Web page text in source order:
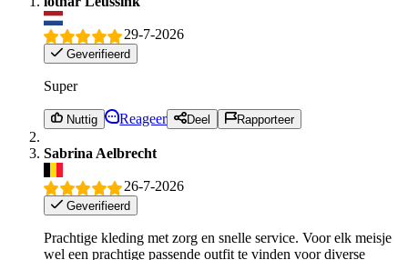
29-7-2026
Geverifieerd
Super
Nuttig Reageer Deel Rapporteer
Sabrina Aelbrecht
26-7-2026
Geverifieerd
Prachtige kleding met zorg en snelle service. Voor elk meisje
wel een prachtige passende outfit te vinden voor diverse